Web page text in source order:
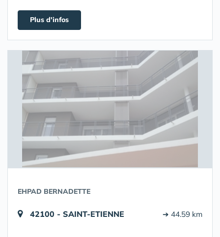
Plus d'infos
EHPAD BERNADETTE
42100 - SAINT-ETIENNE ➔ 44.59 km